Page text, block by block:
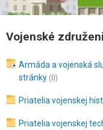
Vojenské
Armáda a vojenská
stránky (0)
Priatelia vojenskej
Priatelia vojenskej